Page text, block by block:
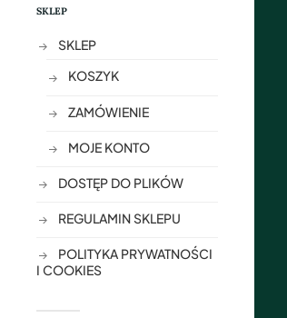
SKLEP
SKLEP
KOSZYK
ZAMÓWIENIE
MOJE KONTO
DOSTĘP DO PLIKÓW
REGULAMIN SKLEPU
POLITYKA PRYWATNOŚCI
I COOKIES